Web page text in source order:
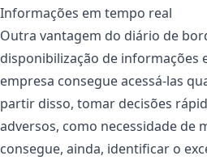
Informações em tempo real
Outra vantagem do diário de
disponibilização de informações
empresa consegue acessá-las
partir disso, tomar decisões
adversos, como necessidade de
consegue, ainda, identificar o